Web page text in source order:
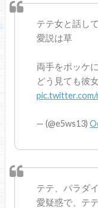
テテ女と話し
愛説は草
両手をポッケ
どう見ても彼
pic.twitter.com/
— (@e5ws13)
テテ、パラダ
愛疑惑で、テ